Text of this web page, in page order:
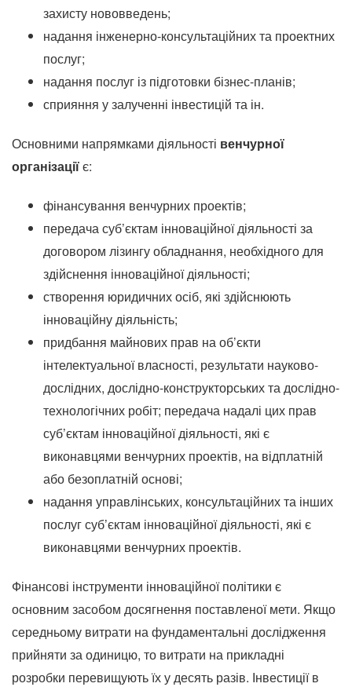
захисту нововведень;
надання інженерно-консультаційних та проектних
послуг;
надання послуг із підготовки бізнес-планів;
сприяння у залученні інвестицій та ін.
Основними напрямками діяльності венчурної
організаціїє:
фінансування венчурних проектів;
передача суб’єктам інноваційної діяльності за
договором лізингу обладнання, необхідного для
здійснення інноваційної діяльності;
створення юридичних осіб, які здійснюють
інноваційну діяльність;
придбання майнових прав на об’єкти
інтелектуальної власності, результати науково-
дослідних, дослідно-конструкторських та дослідно-
технологічних робіт; передача надалі цих прав
суб’єктам інноваційної діяльності, які є
виконавцями венчурних проектів, на відплатній
або безоплатній основі;
надання управлінських, консультаційних та інших
послуг суб’єктам інноваційної діяльності, які є
виконавцями венчурних проектів.
Фінансові інструменти інноваційної політики є
основним засобом досягнення поставленої мети. Якщо
середньому витрати на фундаментальні дослідження
прийняти за одиницю, то витрати на прикладні
розробки перевищують їх у десять разів. Інвестиції в